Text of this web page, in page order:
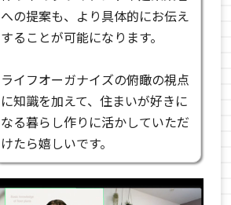
への提案も、より具体的にお伝え
することが可能になります。
ライフオーガナイズの俯瞰の視点
に知識を加えて、住まいが好きに
なる暮らし作りに活かしていただ
けたら嬉しいです。